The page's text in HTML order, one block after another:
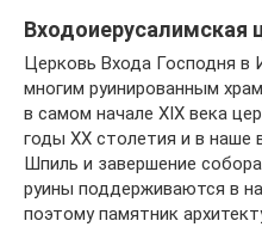
Входоиерусалимская
Церковь Входа Господня в
многим руинированным
в самом начале XIX века
годы XX столетия и в наше
Шпиль и завершение
руины поддерживаются в
поэтому памятник